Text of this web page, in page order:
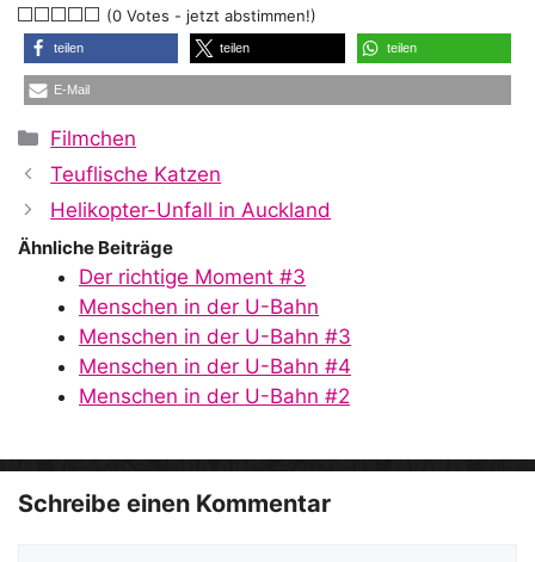
(0 Votes - jetzt abstimmen!)
teilen teilen teilen
E-Mail
Kategorien
Filmchen
Teuflische Katzen
Helikopter-Unfall in Auckland
Ähnliche Beiträge
Der richtige Moment #3
Menschen in der U-Bahn
Menschen in der U-Bahn #3
Menschen in der U-Bahn #4
Menschen in der U-Bahn #2
Schreibe einen Kommentar